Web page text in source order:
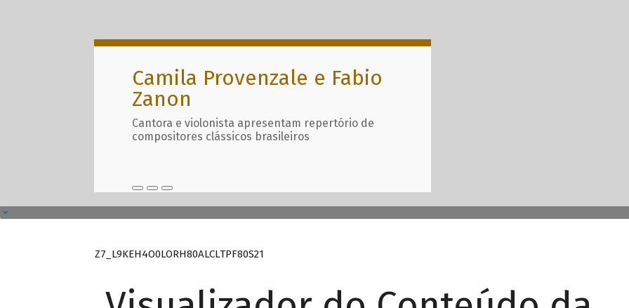
Camila Provenzale e Fabio
Zanon
Cantora e violonista apresentam repertório de
compositores clássicos brasileiros
Z7_L9KEH4O0LORH80ALCLTPF80S21